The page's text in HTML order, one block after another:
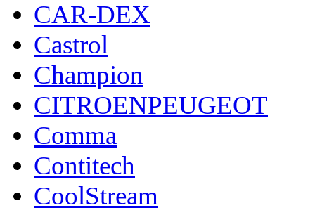
CAR-DEX
Castrol
Champion
CITROENPEUGEOT
Comma
Contitech
CoolStream